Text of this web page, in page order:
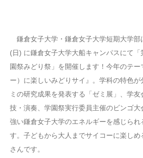
鎌倉女子大学・鎌倉女子大学短期大学部
(日) に鎌倉女子大学大船キャンパスにて
園祭みどり祭」を開催します！今年のテー
ー）に楽しいみどりサイ』。学科の特色
ミの研究成果を発表する「ゼミ展」、学
技・演奏、学園祭実行委員主催のビンゴ大
強い鎌倉女子大学のエネルギーを感じられ
す。子どもから大人までサイコーに楽しめ
さんです。